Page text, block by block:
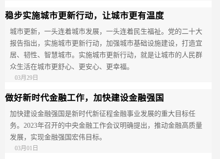
稳步实施城市更新行动，让城市更有温度
城市更新，一头连着城市发展，一头连着民生福祉。党的二十大
报告指出，实施城市更新行动，加强城市基础设施建设，打造宜
居、韧性、智慧城市。实施城市更新行动，就是让城市的人民群
众生活在城市更舒心、更安心、更幸福。
03月29日
做好新时代金融工作，加快建设金融强国
加快建设金融强国是新时代新征程金融事业发展的重大目标任
务。2023年召开的中央金融工作会议明确提出，推动金融高质量
发展，实现金融强国宏伟目标。
03月01日